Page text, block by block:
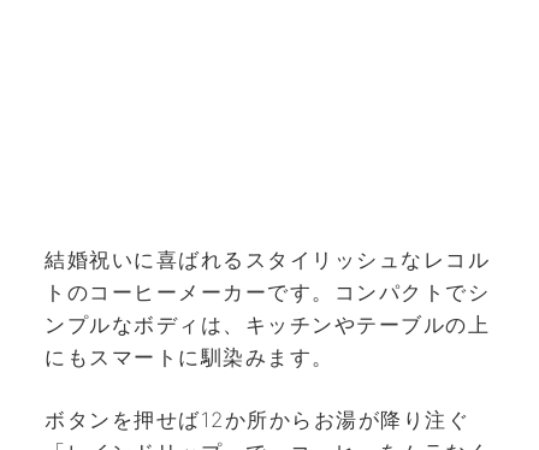
結婚祝いに喜ばれるスタイリッシュなレコル
トのコーヒーメーカーです。コンパクトでシ
ンプルなボディは、キッチンやテーブルの上
にもスマートに馴染みます。
ボタンを押せば12か所からお湯が降り注ぐ